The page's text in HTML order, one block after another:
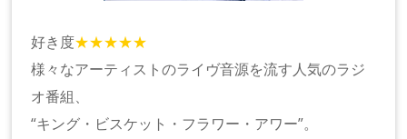
好き度★★★★★
様々なアーティストのライヴ音源を流す人気のラジ
オ番組、
“キング・ビスケット・フラワー・アワー”。